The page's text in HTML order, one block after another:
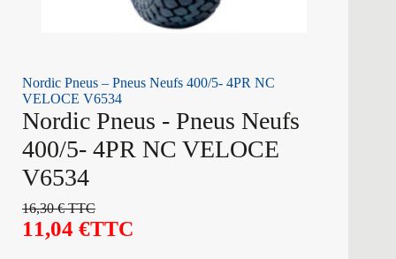
Nordic Pneus – Pneus Neufs 400/5- 4PR NC
VELOCE V6534
Nordic Pneus - Pneus Neufs
400/5- 4PR NC VELOCE
V6534
16,30€TTC
11,04 €TTC